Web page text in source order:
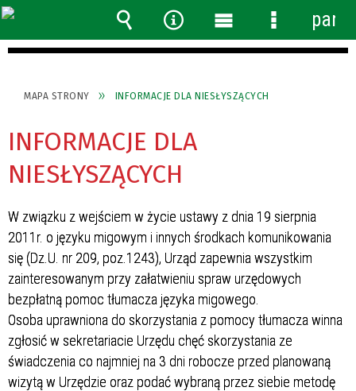
MAPA STRONY INFORMACJE DLA NIESŁYSZĄCYCH
INFORMACJE DLA
NIESŁYSZĄCYCH
W związku z wejściem w życie ustawy z dnia 19 sierpnia
2011r. o języku migowym i innych środkach komunikowania
się (Dz.U. nr 209, poz.1243), Urząd zapewnia wszystkim
zainteresowanym przy załatwieniu spraw urzędowych
bezpłatną pomoc tłumacza języka migowego.
Osoba uprawniona do skorzystania z pomocy tłumacza winna
zgłosić w sekretariacie Urzędu chęć skorzystania ze
świadczenia co najmniej na 3 dni robocze przed planowaną
wizytą w Urzędzie oraz podać wybraną przez siebie metodę
Wyszukiwarka
Narzędzia
Menu Menu
panel